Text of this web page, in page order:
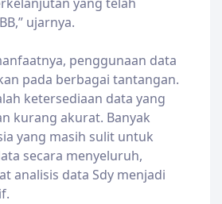
yang telah
ujarnya.
penggunaan data
pada berbagai tantangan.
ketersediaan data yang
kurang akurat. Banyak
yang masih sulit untuk
secara menyeluruh,
analisis data Sdy menjadi